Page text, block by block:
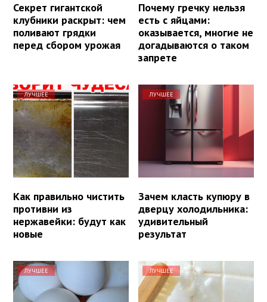
Секрет гигантской
клубники раскрыт: чем
поливают грядки
перед сбором урожая
Почему гречку нельзя
есть с яйцами:
оказывается, многие не
догадываются о таком
запрете
ЛУЧШЕЕ
Как правильно чистить
противни из
нержавейки: будут как
новые
ЛУЧШЕЕ
Зачем класть купюру в
дверцу холодильника:
удивительный
результат
ЛУЧШЕЕ ЛУЧШЕЕ